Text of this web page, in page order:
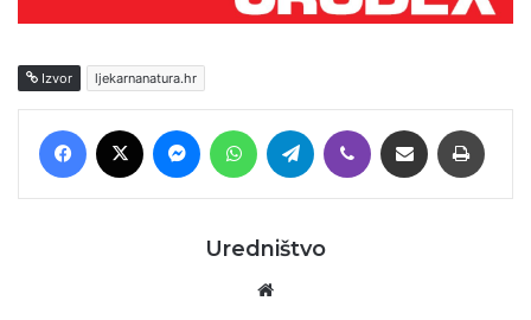
Izvor ljekarnanatura.hr
Facebook MessengerWhatsAppTelegram Viber Podijeli putem E-maila
Uredništvo